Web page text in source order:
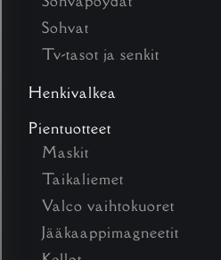
Sohvat
Tv-tasot ja senkit
Henkivalkea
Pientuotteet
Maskit
Taikaliemet
Valco vaihtokuoret
Jääkaappimagneetit